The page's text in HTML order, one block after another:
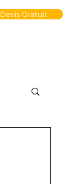
Devis Gratuit